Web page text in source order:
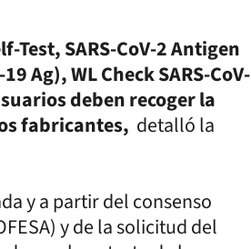
Test, SARS-CoV-2 Antigen
Ag), WL Check SARS-CoV-
deben recoger la
fabricantes, detalló la
y a partir del consenso
y de la solicitud del